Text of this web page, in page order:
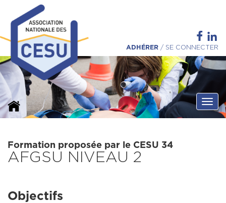
ADHÉRER / SE CONNECTER
Formation proposée par le CESU 34
AFGSU NIVEAU 2
Objectifs